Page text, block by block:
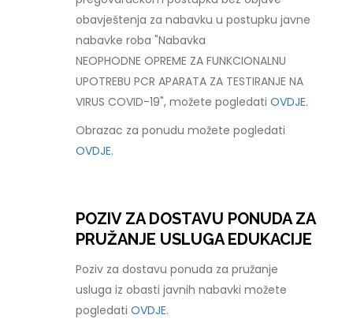
obavještenja za nabavku u postupku javne
nabavke roba "Nabavka
NEOPHODNE OPREME ZA FUNKCIONALNU
UPOTREBU PCR APARATA ZA TESTIRANJE NA
VIRUS COVID-19", možete pogledatiOVDJE.
Obrazac za ponudu možete pogledati
OVDJE.
POZIV ZA DOSTAVU PONUDA ZA
PRUŽANJE USLUGA EDUKACIJE
Poziv za dostavu ponuda za pružanje
usluga iz obasti javnih nabavki možete
pogledatiOVDJE.